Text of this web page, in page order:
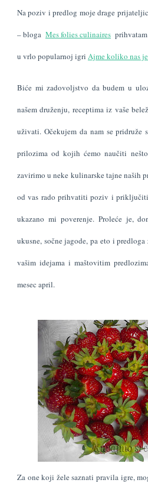
Na poziv i predlog moje drage
– bloga Mes folies culinaires
u vrlo popularnoj igri Ajme koliko nas
Biće mi zadovoljstvo da budem u
našem druženju, receptima iz vaše
uživati. Očekujem da nam se pridruže
prilozima od kojih ćemo naučiti
zavirimo u neke kulinarske tajne naših
od vas rado prihvatiti poziv i
ukazano mi poverenje. Proleće je,
ukusne, sočne jagode, pa eto i
vašim idejama i maštovitim
mesec april.
Za one koji žele saznati pravila igre,